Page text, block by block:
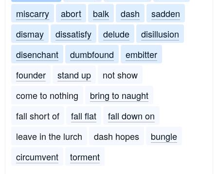
miscarry
abort balk dash
sadden
dismay
dissatisfy delude
disillusion
disenchant
dumbfound
embitter
founder
stand up
not show
come to nothing
bring to naught
fall short of
fall flat
fall down on
leave in the lurch
dash hopes
bungle
circumvent
torment